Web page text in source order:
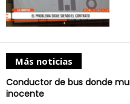
Más noticias
Conductor de bus donde
inocente